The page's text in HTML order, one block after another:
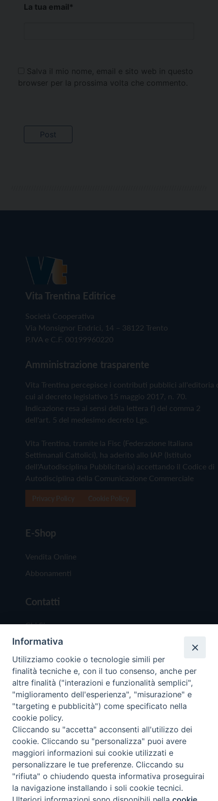
La tua email*
Salva il mio nome, email e sito web in questo
browser per la prossima volta che commento.
Vita Trentina Editrice
Società Cooperativa
Via Monsignor Endrici, 14 – 38122 Trento
P.IVA e C.F. 00199960220
Amministrazione trasparente
Vita Trentina percepisce i contributi pubblici all'editoria
cui al decreto legislativo 15 maggio 2017, n. 70.
Indicazione resa ai sensi della lettera f) del comma 2
dell'art. 5 del medesimo decreto Lgs.
Vita Trentina, tramite la Fisc (Federazione Italiana
Settimanali Cattolici), ha aderito allo IAP (Istituto
dell'Autodisciplina Pubblicitaria) accettando il Codice di
Autodisciplina della Comunicazione Commerciale
E-Shop
Vendita Online
Abbonamenti
Contatti
Chi Siamo
Redazione
Scrivici
Copyright © 2019 - Tutti i diritti riservati - Vita
Trentina Editrice
Privacy Policy
Torna
Informativa
Utilizziamo cookie o tecnologie simili per
finalità tecniche e, con il tuo consenso, anche per
altre finalità ("interazioni e funzionalità semplici",
"miglioramento dell'esperienza", "misurazione" e
"targeting e pubblicità") come specificato nella
cookie policy.
Cliccando su "accetta" acconsenti all'utilizzo dei
cookie. Cliccando su "personalizza" puoi avere
maggiori informazioni sui cookie utilizzati e
personalizzare le tue preferenze. Cliccando su
"rifiuta" o chiudendo questa informativa proseguirai
la navigazione installando i soli cookie tecnici.